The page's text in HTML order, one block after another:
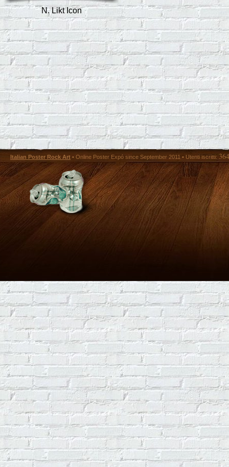
N. Likt Icon
Italian Poster Rock Art • Online Poster Expó since September 2011 • Utenti iscritti: 364